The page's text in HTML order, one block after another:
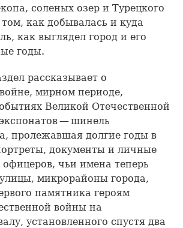
соленых озер и Турецкого
как добывалась и куда
как выглядел город и его
годы.
рассказывает о
мирном периоде,
Великой Отечественной
— шинель
пролежавшая долгие годы в
документы и личные
чьи имена теперь
микрорайоны города,
памятника героям
войны на
установленного спустя два